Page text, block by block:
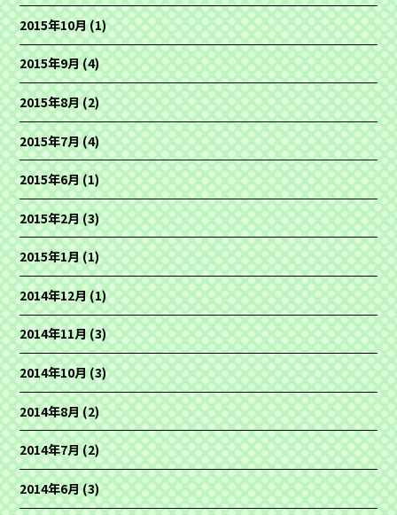
2015年10月(1)
2015年9月(4)
2015年8月(2)
2015年7月(4)
2015年6月(1)
2015年2月(3)
2015年1月(1)
2014年12月(1)
2014年11月(3)
2014年10月(3)
2014年8月(2)
2014年7月(2)
2014年6月(3)